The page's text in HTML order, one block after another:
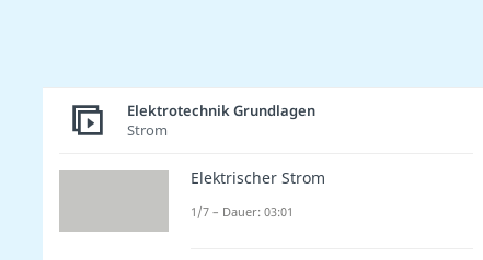
Elektrotechnik Grundlagen
Strom
Elektrischer Strom
1/7 – Dauer: 03:01